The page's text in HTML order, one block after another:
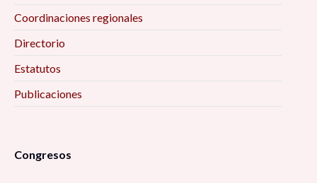
Coordinaciones regionales
Directorio
Estatutos
Publicaciones
Congresos